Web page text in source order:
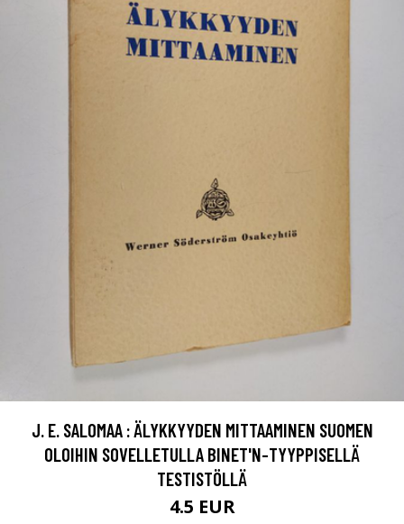
J. E. SALOMAA : ÄLYKKYYDEN MITTAAMINEN SUOMEN
OLOIHIN SOVELLETULLA BINET'N-TYYPPISELLÄ
TESTISTÖLLÄ
4.5 EUR